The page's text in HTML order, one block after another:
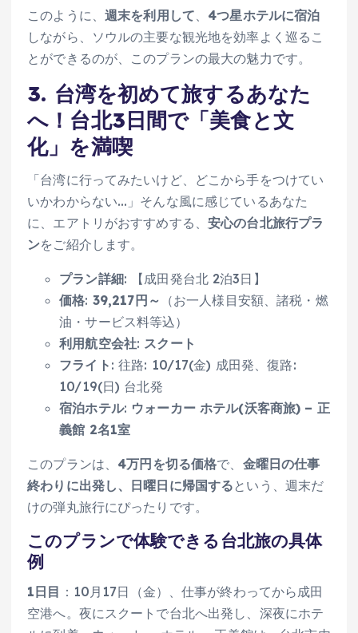
このように、 週末を利用して、 4つ星ホテルに宿泊
しながら、ソウルの主要な観光地を効率よく巡るこ
とができるのが、このプランの最大の魅力です。
3. 台湾を初めて旅するあなた
へ！台北3日間で「美食と文
化」を満喫
「台湾に行ってみたいけど、どこから手をつけてい
いかわからない…」そんな風に感じているあなた
に、エアトリがおすすめする、安心の台北旅行プラ
ンをご紹介します。
プラン詳細: 【成田発台北 2泊3日】
価格: 39,217円～ （お一人様目安額、諸税・燃
油・サービス料等込）
利用航空会社: スクート
フライト : 往路: 10/17(金) 成田発、復路:
10/19(日) 台北発
宿泊ホテル: ウォーカー ホテル(沃客商旅) – 正
義館 2名1室
このプランは、 4万円を切る価格で、 金曜日の仕事
終わりに出発し、日曜日に帰国する という、週末だ
けの弾丸旅行にぴったりです。
このプランで体験できる台北旅の具体
例
1日目 ：10月17日（金）、仕事が終わってから成田
空港へ。夜にスクートで台北へ出発し、深夜にホテ